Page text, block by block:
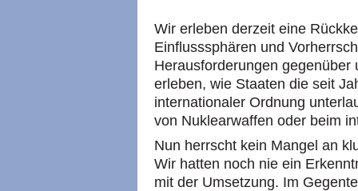
Wir erleben derzeit eine
Einflusssphären und
Herausforderungen
erleben, wie Staaten die seit
internationaler Ordnung
von Nuklearwaffen oder beim
Nun herrscht kein Mangel an
Wir hatten noch nie ein
mit der Umsetzung. Im